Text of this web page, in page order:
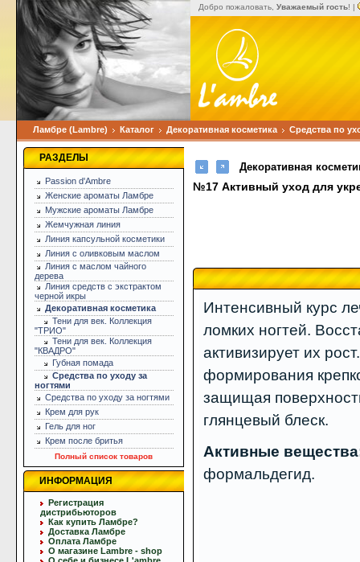
Добро пожаловать, Уважаемый гость! |
Ламбре (Lambre) Каталог Декоративная косметика Средства по
РАЗДЕЛЫ
Passion d'Ambre
Женские ароматы Ламбре
Мужские ароматы Ламбре
Жемчужная линия
Линия капсульной косметики
Линия с оливковым маслом
Линия с маслом чайного
дерева
Линия средств с экстрактом
черной икры
Декоративная косметика
Тени для век. Коллекция
"ТРИО"
Тени для век. Коллекция
"КВАДРО"
Губная помада
Средства по уходу за
ногтями
Средства по уходу за ногтями
Крем для рук
Гель для ног
Крем после бритья
Полный список товаров
ИНФОРМАЦИЯ
Регистрация
дистрибьюторов
Как купить Ламбре?
Доставка Ламбре
Оплата Ламбре
О магазине Lambre - shop
Декоративная
№17 Активный уход для
Интенсивный курс
ломких ногтей.
активизирует их
формирования
защищая
глянцевый блеск.
Активные
формальдегид.